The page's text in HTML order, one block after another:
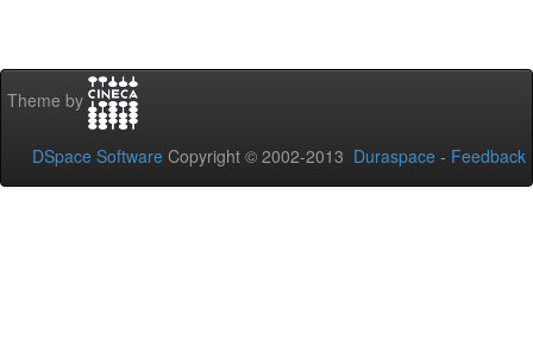
Theme by
DSpace Software Copyright © 2002-2013 Duraspace - Feedback